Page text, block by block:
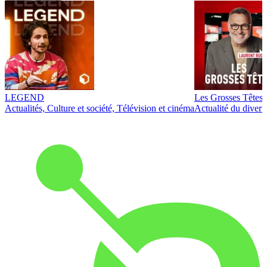
LEGEND
Actualités, Culture et société, Télévision et cinéma
Les Grosses Têtes
Actualité du